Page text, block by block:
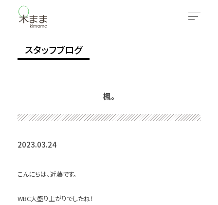
スタッフブログ
楓。
2023.03.24
こんにちは、近藤です。
WBC大盛り上がりでしたね！